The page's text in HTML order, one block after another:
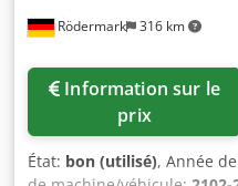
Rödermark 316 km
prix
État: bon (utilisé), Année